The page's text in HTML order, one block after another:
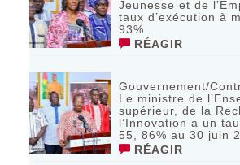
Jeunesse et de
taux d’exécution à
93%
RÉAGIR
Gouvernement/
Le ministre de
supérieur, de la
l’Innovation a un
55, 86% au 30 juin
RÉAGIR